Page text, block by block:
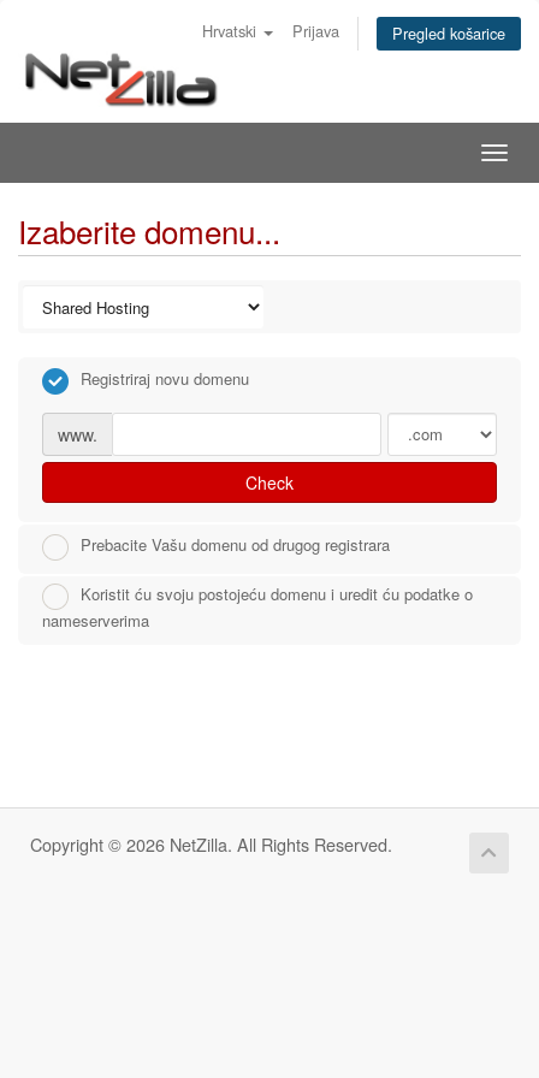
Hrvatski Prijava Pregled košarice
Izaberite domenu...
Registriraj novu domenu
www.
Check
Prebacite Vašu domenu od drugog registrara
Koristit ću svoju postojeću domenu i uredit ću podatke o
nameserverima
Copyright © 2026 NetZilla. All Rights Reserved.